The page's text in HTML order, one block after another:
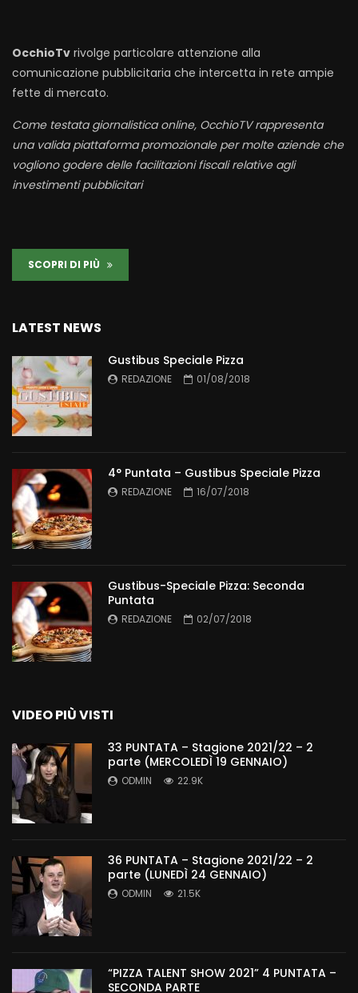
OcchioTv rivolge particolare attenzione alla
comunicazione pubblicitaria che intercetta in rete ampie
fette di mercato.
Come testata giornalistica online, OcchioTV rappresenta
una valida piattaforma promozionale per molte aziende che
vogliono godere delle facilitazioni fiscali relative agli
investimenti pubblicitari
SCOPRI DI PIÙ
LATEST NEWS
Gustibus Speciale Pizza
REDAZIONE 01/08/2018
4° Puntata – Gustibus Speciale Pizza
REDAZIONE 16/07/2018
Gustibus-Speciale Pizza: Seconda
Puntata
REDAZIONE 02/07/2018
VIDEO PIÙ VISTI
33 PUNTATA – Stagione 2021/22 – 2
parte (MERCOLEDÌ 19 GENNAIO)
ODMIN 22.9K
36 PUNTATA – Stagione 2021/22 – 2
parte (LUNEDÌ 24 GENNAIO)
ODMIN 21.5K
“PIZZA TALENT SHOW 2021” 4 PUNTATA –
SECONDA PARTE